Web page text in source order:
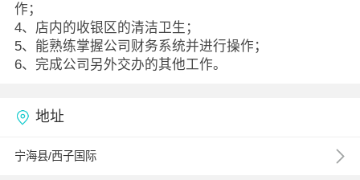
作；
4、店内的收银区的清洁卫生；
5、能熟练掌握公司财务系统并进行操作；
6、完成公司另外交办的其他工作。
地址
宁海县/西子国际